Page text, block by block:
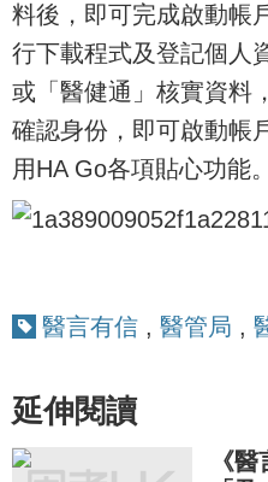
料後，即可完成啟動帳
行下載程式及登記個人
或「醫健通」核實資料
確認身份，即可啟動帳
用HA Go各項貼心功能。
醫言有信 , 醫管局 ,
延伸閱讀
《